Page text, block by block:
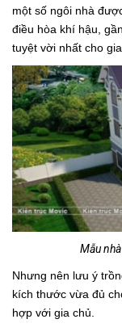
một số ngôi nhà
điều hòa khí hậu,
tuyệt vời nhất cho gia
Mẫu nhà mái
Nhưng nên lưu ý
kích thước vừa đủ
hợp với gia chủ.